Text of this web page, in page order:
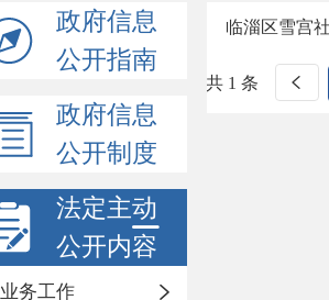
政府信息
公开指南
政府信息
公开制度
法定主动
公开内容
业务工作
临淄区雪宫
共 1 条